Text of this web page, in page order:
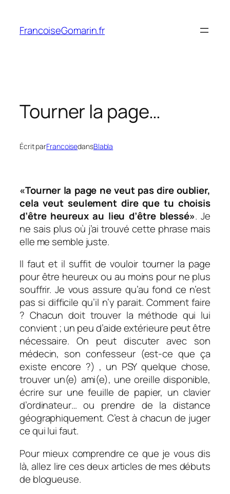
contenu
FrancoiseGomarin.fr
Tourner la page…
Écrit parFrancoisedansBlabla
«Tourner la page ne veut pas dire oublier,
cela veut seulement dire que tu choisis
d’être heureux au lieu d’être blessé». Je
ne sais plus où j’ai trouvé cette phrase mais
elle me semble juste.
Il faut et il suffit de vouloir tourner la page
pour être heureux ou au moins pour ne plus
souffrir. Je vous assure qu’au fond ce n’est
pas si difficile qu’il n’y parait. Comment faire
? Chacun doit trouver la méthode qui lui
convient ; un peu d’aide extérieure peut être
nécessaire. On peut discuter avec son
médecin, son confesseur (est-ce que ça
existe encore ?) , un PSY quelque chose,
trouver un(e) ami(e), une oreille disponible,
écrire sur une feuille de papier, un clavier
d’ordinateur… ou prendre de la distance
géographiquement. C’est à chacun de juger
ce qui lui faut.
Pour mieux comprendre ce que je vous dis
là, allez lire ces deux articles de mes débuts
de blogueuse.